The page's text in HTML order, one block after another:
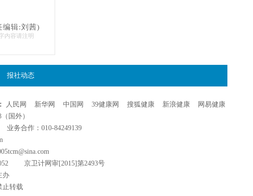
编辑:刘茜)
内容请注明
报社动态
人民网 新华网 中国网 39健康网 搜狐健康 新浪健康
网易健康
国外）
务合作：010-84249139
京卫计网审[2015]第2493号
办
止转载